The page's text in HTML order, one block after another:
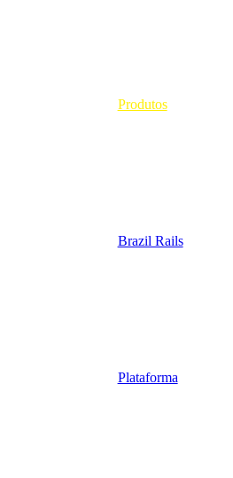
Produtos
Brazil Rails
Plataforma